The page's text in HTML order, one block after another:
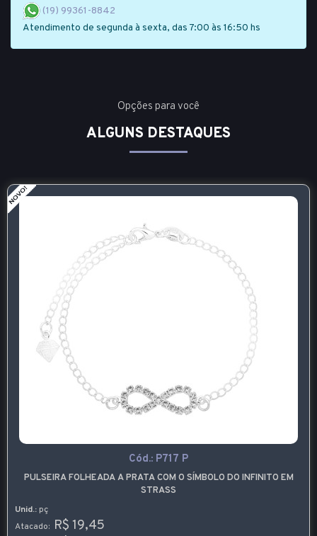
(19) 99361-8842
Atendimento de segunda à sexta, das 7:00 às 16:50 hs
Opções para você
ALGUNS DESTAQUES
Cód.: P717 P
PULSEIRA FOLHEADA A PRATA COM O SÍMBOLO DO INFINITO EM
STRASS
Unid.: pç
Atacado: R$ 19,45